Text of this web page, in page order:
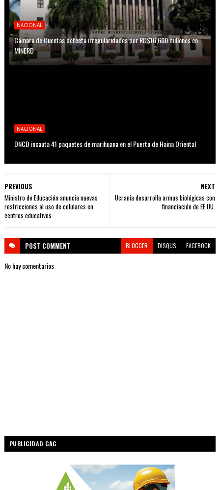
NACIONAL
Cámara de Cuentas detecta irregularidades por RD$16,600 millones en
MINERD
NACIONAL
DNCD incauta 41 paquetes de marihuana en el Puerto de Haina Oriental
NEXT
Ucrania desarrolla armas biológicas con
financiación de EE.UU.
PREVIOUS
Ministro de Educación anuncia nuevas
restricciones al uso de celulares en
centros educativos
POST COMMENT BLOGGER DISQUS FACEBOOK
No hay comentarios
PUBLICIDAD CAC